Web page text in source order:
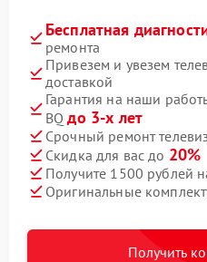
Бесплатная
ремонта
Привезем и увезем
доставкой
Гарантия на наши
BQдо 3-х лет
Срочный ремонт
Скидка для вас до 20%
Получите 1500 рублей
Оригинальные
Получить